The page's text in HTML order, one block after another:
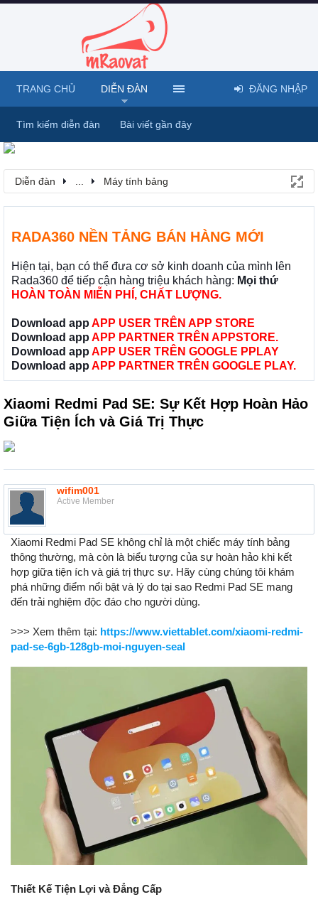
Diễn đàn Máy tính bảng
RADA360 NỀN TẢNG BÁN HÀNG MỚI
Hiện tại, bạn có thể đưa cơ sở kinh doanh của mình lên
Rada360 để tiếp cận hàng triệu khách hàng: Mọi thứ
HOÀN TOÀN MIỄN PHÍ, CHẤT LƯỢNG.
Download app APP USER TRÊN APP STORE
Download app APP PARTNER TRÊN APPSTORE.
Download app APP USER TRÊN GOOGLE PPLAY
Download app APP PARTNER TRÊN GOOGLE PLAY.
Xiaomi Redmi Pad SE: Sự Kết Hợp Hoàn Hảo
Giữa Tiện Ích và Giá Trị Thực
wifim001
Active Member
Xiaomi Redmi Pad SE không chỉ là một chiếc máy tính bảng
thông thường, mà còn là biểu tượng của sự hoàn hảo khi kết
hợp giữa tiện ích và giá trị thực sự. Hãy cùng chúng tôi khám
phá những điểm nổi bật và lý do tại sao Redmi Pad SE mang
đến trải nghiệm độc đáo cho người dùng.
>>> Xem thêm tại: https://www.viettablet.com/xiaomi-redmi-
pad-se-6gb-128gb-moi-nguyen-seal
Thiết Kế Tiện Lợi và Đẳng Cấp
TRANG CHỦ DIỄN ĐÀN
Tìm kiếm diễn đàn Bài viết gần đây
ĐĂNG NHẬP